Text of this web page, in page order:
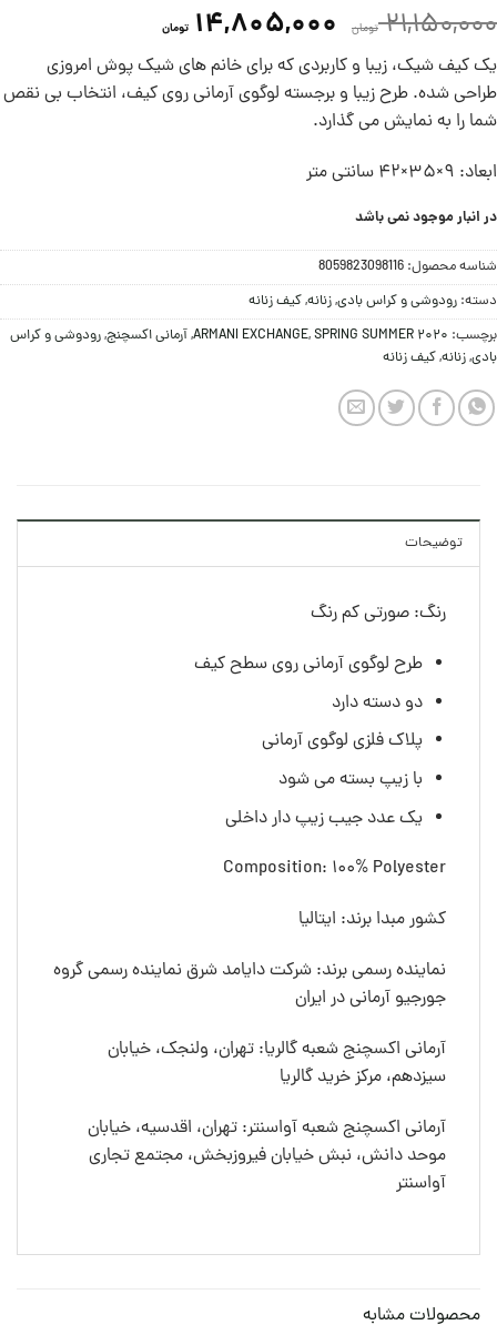
21,150,000 تومان 14,805,000 تومان
یک کیف شیک، زیبا و کاربردی که برای خانم های شیک پوش امروزی
طراحی شده. طرح زیبا و برجسته لوگوی آرمانی روی کیف، انتخاب بی نقص
شما را به نمایش می گذارد.
ابعاد: 9×35×42 سانتی متر
در انبار موجود نمی باشد
شناسه محصول: 8059823098116
دسته: رودوشی و کراس بادی,زنانه,کیف زنانه
برچسب:
ARMANI EXCHANGE,SPRING SUMMER 2020
,آرمانی اکسچنج,رودوشی و کراس
بادی,زنانه,کیف زنانه
توضیحات
رنگ: صورتی کم رنگ
طرح لوگوی آرمانی روی سطح کیف
دو دسته دارد
پلاک فلزی لوگوی آرمانی
با زیپ بسته می شود
یک عدد جیب زیپ دار داخلی
Composition: 100% Polyester
کشور مبدا برند: ایتالیا
نماینده رسمی برند: شرکت دایامد شرق نماینده رسمی گروه
جورجیو آرمانی در ایران
آرمانی اکسچنج شعبه گالریا: تهران، ولنجک، خیابان
سیزدهم، مرکز خرید گالریا
آرمانی اکسچنج شعبه آواسنتر: تهران، اقدسیه، خیابان
موحد دانش، نبش خیابان فیروزبخش، مجتمع تجاری
آواسنتر
محصولات مشابه